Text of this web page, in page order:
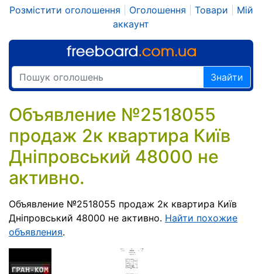
Розмістити оголошення Оголошення Товари
Мій
аккаунт
Знайти
Объявление №2518055
продаж 2к квартира Київ
Дніпровський 48000 не
активно.
Объявление №2518055 продаж 2к квартира Київ
Дніпровський 48000 не активно. Найти похожие
объявления.